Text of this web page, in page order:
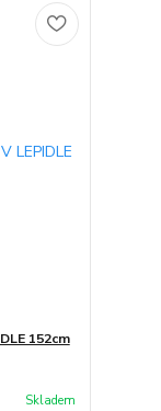
152cm
Skladem